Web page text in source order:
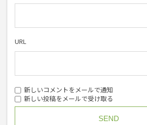
URL
新しいコメントをメールで通知
新しい投稿をメールで受け取る